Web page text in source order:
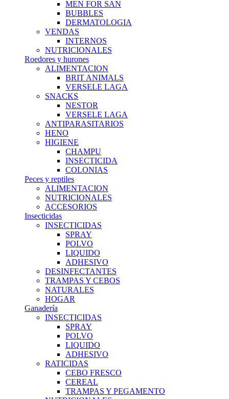
MEN FOR SAN
BUBBLES
DERMATOLOGIA
VENDAS
INTERNOS
NUTRICIONALES
Roedores y hurones
ALIMENTACION
BRIT ANIMALS
VERSELE LAGA
SNACKS
NESTOR
VERSELE LAGA
ANTIPARASITARIOS
HENO
HIGIENE
CHAMPU
INSECTICIDA
COLONIAS
Peces y reptiles
ALIMENTACION
NUTRICIONALES
ACCESORIOS
Insecticidas
INSECTICIDAS
SPRAY
POLVO
LIQUIDO
ADHESIVO
DESINFECTANTES
TRAMPAS Y CEBOS
NATURALES
HOGAR
Ganadería
INSECTICIDAS
SPRAY
POLVO
LIQUIDO
ADHESIVO
RATICIDAS
CEBO FRESCO
CEREAL
TRAMPAS Y PEGAMENTO